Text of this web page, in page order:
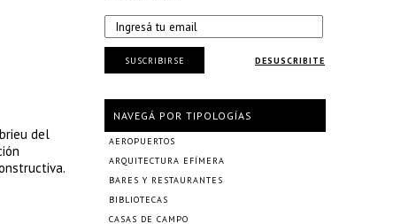
del
DESUSCRIBITE
SUSCRIBIRSE
NAVEGÁ POR TIPOLOGÍAS
AEROPUERTOS
ARQUITECTURA EFÍMERA
BARES Y RESTAURANTES
BIBLIOTECAS
CASAS DE CAMPO